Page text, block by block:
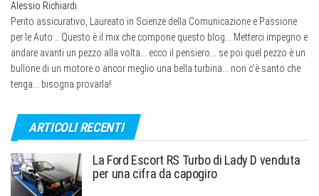
Alessio Richiardi
Perito assicurativo, Laureato in Scienze della Comunicazione e Passione
per le Auto .. Questo è il mix che compone questo blog... Metterci impegno e
andare avanti un pezzo alla volta... ecco il pensiero... se poi quel pezzo è un
bullone di un motore o ancor meglio una bella turbina... non c’è santo che
tenga... bisogna provarla!
ARTICOLI RECENTI
La Ford Escort RS Turbo di Lady D venduta
per una cifra da capogiro